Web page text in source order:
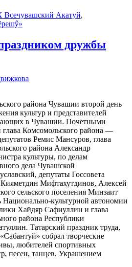
Всечувашский Акатуй,
дружбы
района Чувашии второй день
культур и представителей
в Чувашии. Почетными
глава Комсомольского района —
Ремис Мансуров, глава
района Александр
культуры, по делам
дела Чувашской
депутаты Госсовета
Мифтахутдинов, Алексей
сельского поселения Минзаит
Национально-культурной автономии
Хайдяр Сафиуллин и глава
района Республики
Татарский праздник труда,
собрал творческие
любителей спортивных
песен, танцев. Украшением